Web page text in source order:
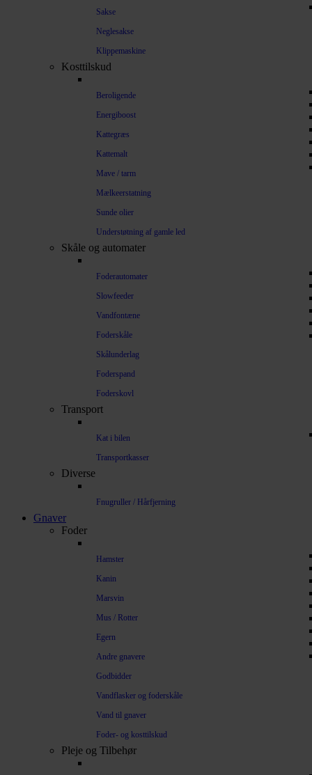
Sakse
Neglesakse
Klippemaskine
Kosttilskud
Beroligende
Energiboost
Kattegræs
Kattemalt
Mave / tarm
Mælkeerstatning
Sunde olier
Understøtning af gamle led
Skåle og automater
Foderautomater
Slowfeeder
Vandfontæne
Foderskåle
Skålunderlag
Foderspand
Foderskovl
Transport
Kat i bilen
Transportkasser
Diverse
Fnugruller / Hårfjerning
Gnaver
Foder
Hamster
Kanin
Marsvin
Mus / Rotter
Egern
Andre gnavere
Godbidder
Vandflasker og foderskåle
Vand til gnaver
Foder- og kosttilskud
Pleje og Tilbehør